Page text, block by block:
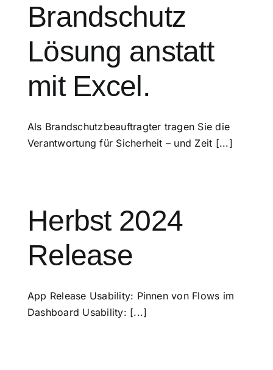
Brandschutz
Lösung anstatt
mit Excel.
Als Brandschutzbeauftragter tragen Sie die
Verantwortung für Sicherheit – und Zeit [...]
Herbst 2024
Release
App Release Usability: Pinnen von Flows im
Dashboard Usability: [...]